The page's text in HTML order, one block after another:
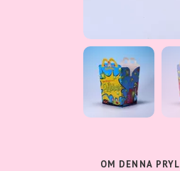
OM DENNA PRYL